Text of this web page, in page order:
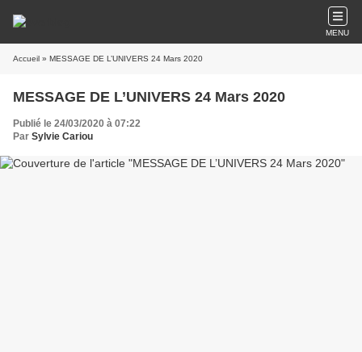
MENU
Accueil » MESSAGE DE L’UNIVERS 24 Mars 2020
MESSAGE DE L’UNIVERS 24 Mars 2020
Publié le 24/03/2020 à 07:22
Par Sylvie Cariou